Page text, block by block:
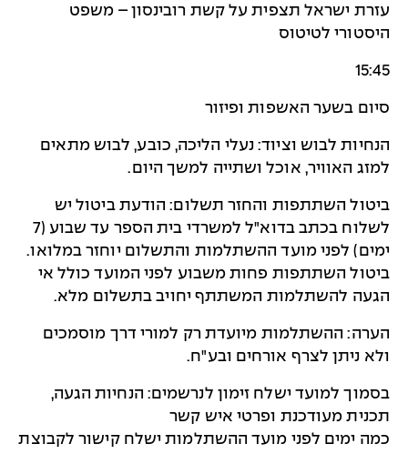
עזרת ישראל תצפית על קשת רובינסון – משפט
היסטורי לטיטוס
15:45
סיום בשער האשפות ופיזור
הנחיות לבוש וציוד: נעלי הליכה, כובע, לבוש מתאים
למזג האוויר, אוכל ושתייה למשך היום.
ביטול השתתפות והחזר תשלום: הודעת ביטול יש
לשלוח בכתב בדוא"ל למשרדי בית הספר עד שבוע (7
ימים) לפני מועד ההשתלמות והתשלום יוחזר במלואו.
ביטול השתתפות פחות משבוע לפני המועד כולל אי
הגעה להשתלמות המשתתף יחויב בתשלום מלא.
הערה: ההשתלמות מיועדת רק למורי דרך מוסמכים
ולא ניתן לצרף אורחים ובע"ח.
בסמוך למועד ישלח זימון לנרשמים: הנחיות הגעה,
תכנית מעודכנת ופרטי איש קשר
כמה ימים לפני מועד ההשתלמות ישלח קישור לקבוצת